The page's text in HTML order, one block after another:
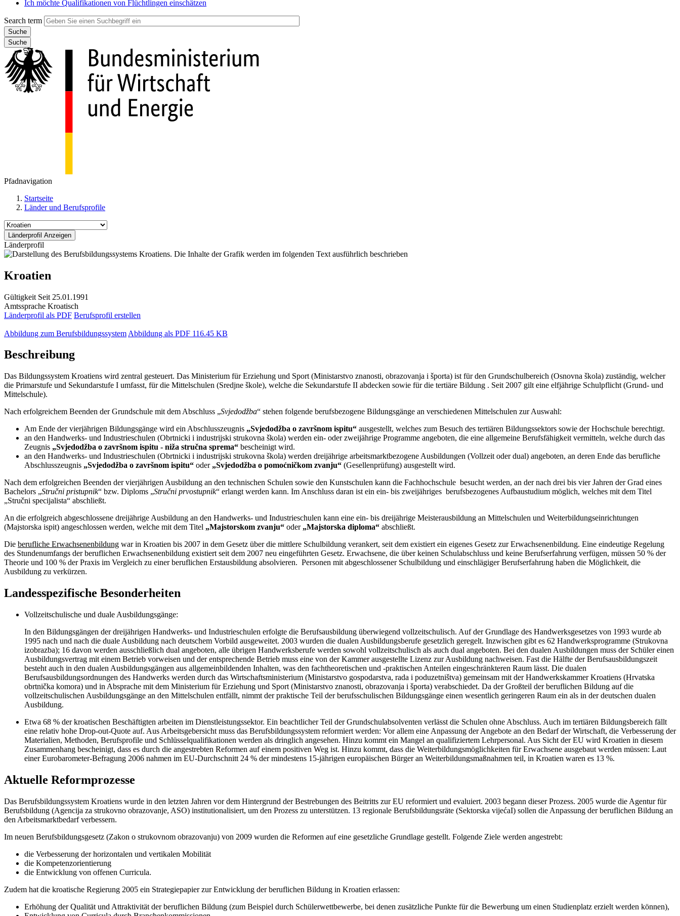
Ich möchte Qualifikationen von Flüchtlingen einschätzen
Search term
Suche
Pfadnavigation
Startseite
Länder und Berufsprofile
Länderprofil
Kroatien
Gültigkeit Seit 25.01.1991
Amtssprache Kroatisch
Länderprofil als PDF Berufsprofil erstellen
Abbildung zum Berufsbildungssystem Abbildung als PDF 116.45 KB
Beschreibung
Das Bildungssystem Kroatiens wird zentral gesteuert. Das Ministerium für Erziehung und Sport (Ministarstvo znanosti, obrazovanja i športa) ist für den Grundschulbereich (Osnovna škola) zuständig, welcher
die Primarstufe und Sekundarstufe I umfasst, für die Mittelschulen (Sredjne škole), welche die Sekundarstufe II abdecken sowie für die tertiäre Bildung . Seit 2007 gilt eine elfjährige Schulpflicht (Grund- und
Mittelschule).
Nach erfolgreichem Beenden der Grundschule mit dem Abschluss „Svjedodžba“ stehen folgende berufsbezogene Bildungsgänge an verschiedenen Mittelschulen zur Auswahl:
Am Ende der vierjährigen Bildungsgänge wird ein Abschlusszeugnis „Svjedodžba o završnom ispitu“ ausgestellt, welches zum Besuch des tertiären Bildungssektors sowie der Hochschule berechtigt.
an den Handwerks- und Industrieschulen (Obrtnicki i industrijski strukovna škola) werden ein- oder zweijährige Programme angeboten, die eine allgemeine Berufsfähigkeit vermitteln, welche durch das
Zeugnis „Svjedodžba o završnom ispitu - niža stručna sprema“ bescheinigt wird.
an den Handwerks- und Industrieschulen (Obrtnicki i industrijski strukovna škola) werden dreijährige arbeitsmarktbezogene Ausbildungen (Vollzeit oder dual) angeboten, an deren Ende das berufliche
Abschlusszeugnis „Svjedodžba o završnom ispitu“ oder„Svjedodžba o pomoćničkom zvanju“ (Gesellenprüfung) ausgestellt wird.
Nach dem erfolgreichen Beenden der vierjährigen Ausbildung an den technischen Schulen sowie den Kunstschulen kann die Fachhochschule besucht werden, an der nach drei bis vier Jahren der Grad eines
Bachelors „Stručni pristupnik“ bzw. Diploms „Stručni prvostupnik“ erlangt werden kann. Im Anschluss daran ist ein ein- bis zweijähriges berufsbezogenes Aufbaustudium möglich, welches mit dem Titel
„Stručni specijalista“ abschließt.
An die erfolgreich abgeschlossene dreijährige Ausbildung an den Handwerks- und Industrieschulen kann eine ein- bis dreijährige Meisterausbildung an Mittelschulen und Weiterbildungseinrichtungen
(Majstorska ispit) angeschlossen werden, welche mit dem Titel „Majstorskom zvanju“ oder „Majstorska diploma“ abschließt.
Die berufliche Erwachsenenbildung war in Kroatien bis 2007 in dem Gesetz über die mittlere Schulbildung verankert, seit dem existiert ein eigenes Gesetz zur Erwachsenenbildung. Eine eindeutige Regelung
des Stundenumfangs der beruflichen Erwachsenenbildung existiert seit dem 2007 neu eingeführten Gesetz. Erwachsene, die über keinen Schulabschluss und keine Berufserfahrung verfügen, müssen 50 % der
Theorie und 100 % der Praxis im Vergleich zu einer beruflichen Erstausbildung absolvieren. Personen mit abgeschlossener Schulbildung und einschlägiger Berufserfahrung haben die Möglichkeit, die
Ausbildung zu verkürzen.
Landesspezifische Besonderheiten
Vollzeitschulische und duale Ausbildungsgänge:
In den Bildungsgängen der dreijährigen Handwerks- und Industrieschulen erfolgte die Berufsausbildung überwiegend vollzeitschulisch. Auf der Grundlage des Handwerksgesetzes von 1993 wurde ab
1995 nach und nach die duale Ausbildung nach deutschem Vorbild ausgeweitet. 2003 wurden die dualen Ausbildungsberufe gesetzlich geregelt. Inzwischen gibt es 62 Handwerksprogramme (Strukovna
izobrazba); 16 davon werden ausschließlich dual angeboten, alle übrigen Handwerksberufe werden sowohl vollzeitschulisch als auch dual angeboten. Bei den dualen Ausbildungen muss der Schüler einen
Ausbildungsvertrag mit einem Betrieb vorweisen und der entsprechende Betrieb muss eine von der Kammer ausgestellte Lizenz zur Ausbildung nachweisen. Fast die Hälfte der Berufsausbildungszeit
besteht auch in den dualen Ausbildungsgängen aus allgemeinbildenden Inhalten, was den fachtheoretischen und -praktischen Anteilen eingeschränkteren Raum lässt. Die dualen
Berufsausbildungsordnungen des Handwerks werden durch das Wirtschaftsministerium (Ministarstvo gospodarstva, rada i poduzetništva) gemeinsam mit der Handwerkskammer Kroatiens (Hrvatska
obrtnička komora) und in Absprache mit dem Ministerium für Erziehung und Sport (Ministarstvo znanosti, obrazovanja i športa) verabschiedet. Da der Großteil der beruflichen Bildung auf die
vollzeitschulischen Ausbildungsgänge an den Mittelschulen entfällt, nimmt der praktische Teil der berufsschulischen Bildungsgänge einen wesentlich geringeren Raum ein als in der deutschen dualen
Ausbildung.
Etwa 68 % der kroatischen Beschäftigten arbeiten im Dienstleistungssektor. Ein beachtlicher Teil der Grundschulabsolventen verlässt die Schulen ohne Abschluss. Auch im tertiären Bildungsbereich fällt
eine relativ hohe Drop-out-Quote auf. Aus Arbeitsgebersicht muss das Berufsbildungssystem reformiert werden: Vor allem eine Anpassung der Angebote an den Bedarf der Wirtschaft, die Verbesserung der
Materialien, Methoden, Berufsprofile und Schlüsselqualifikationen werden als dringlich angesehen. Hinzu kommt ein Mangel an qualifiziertem Lehrpersonal. Aus Sicht der EU wird Kroatien in diesem
Zusammenhang bescheinigt, dass es durch die angestrebten Reformen auf einem positiven Weg ist. Hinzu kommt, dass die Weiterbildungsmöglichkeiten für Erwachsene ausgebaut werden müssen: Laut
einer Eurobarometer-Befragung 2006 nahmen im EU-Durchschnitt 24 % der mindestens 15-jährigen europäischen Bürger an Weiterbildungsmaßnahmen teil, in Kroatien waren es 13 %.
Aktuelle Reformprozesse
Das Berufsbildungssystem Kroatiens wurde in den letzten Jahren vor dem Hintergrund der Bestrebungen des Beitritts zur EU reformiert und evaluiert. 2003 begann dieser Prozess. 2005 wurde die Agentur für
Berufsbildung (Agencija za strukovno obrazovanje, ASO) institutionalisiert, um den Prozess zu unterstützen. 13 regionale Berufsbildungsräte (Sektorska vijećaI) sollen die Anpassung der beruflichen Bildung an
den Arbeitsmarktbedarf verbessern.
Im neuen Berufsbildungsgesetz (Zakon o strukovnom obrazovanju) von 2009 wurden die Reformen auf eine gesetzliche Grundlage gestellt. Folgende Ziele werden angestrebt:
die Verbesserung der horizontalen und vertikalen Mobilität
die Kompetenzorientierung
die Entwicklung von offenen Curricula.
Zudem hat die kroatische Regierung 2005 ein Strategiepapier zur Entwicklung der beruflichen Bildung in Kroatien erlassen:
Erhöhung der Qualität und Attraktivität der beruflichen Bildung (zum Beispiel durch Schülerwettbewerbe, bei denen zusätzliche Punkte für die Bewerbung um einen Studienplatz erzielt werden können),